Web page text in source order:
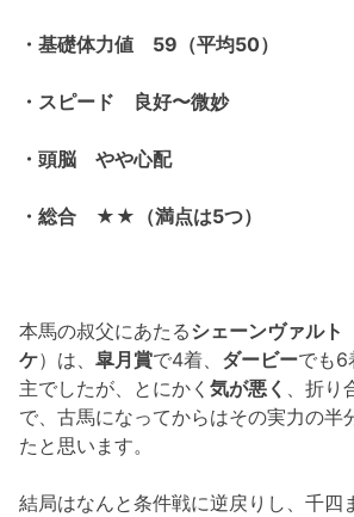
・基礎体力値 59（平均50）
・スピード 良好〜微妙
・頭脳 やや心配
・総合 ★★（満点は5つ）
本馬の叔父にあたるシェーンヴァルト
ケ）は、 皐月賞で4着、 ダービーでも6
主でしたが、とにかく 気が悪く
、折
で、古馬になってからはその実力の半
たと思います。
結局はなんと条件戦に逆戻りし、千四